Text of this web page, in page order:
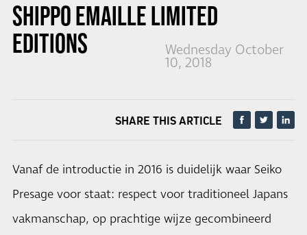
SHIPPO EMAILLE LIMITED
EDITIONS
Wednesday October
10, 2018
SHARE THIS ARTICLE
Vanaf de introductie in 2016 is duidelijk waar Seiko
Presage voor staat: respect voor traditioneel Japans
vakmanschap, op prachtige wijze gecombineerd